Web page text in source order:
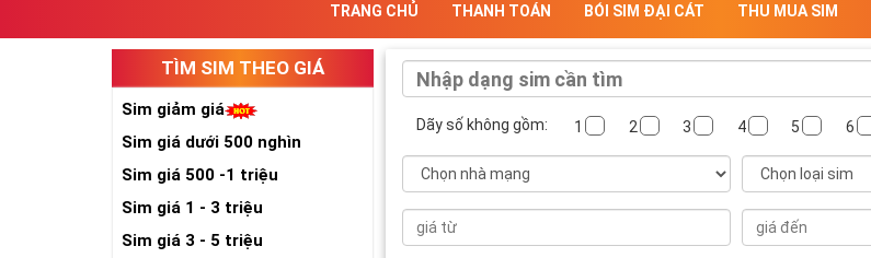
TRANG CHỦ THANH TOÁN BÓI SIM ĐẠI CÁT THU MUA SIM
TÌM SIM THEO GIÁ
Sim giảm giá
Sim giá dưới 500 nghìn
Sim giá 500 -1 triệu
Sim giá 1 - 3 triệu
Sim giá 3 - 5 triệu
Dãy số không gồm: 1 2 3 4 5 6